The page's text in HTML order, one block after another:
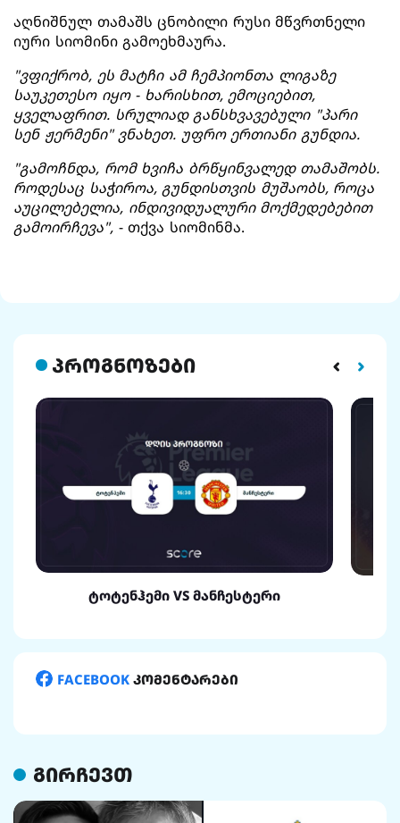
აღნიშნულ თამაშს ცნობილი რუსი მწვრთნელი
იური სიომინი გამოეხმაურა.
"ვფიქრობ, ეს მატჩი ამ ჩემპიონთა ლიგაზე
საუკეთესო იყო - ხარისხით, ემოციებით,
ყველაფრით. სრულიად განსხვავებული "პარი
სენ ჟერმენი" ვნახეთ. უფრო ერთიანი გუნდია.
"გამოჩნდა, რომ ხვიჩა ბრწყინვალედ თამაშობს.
როდესაც საჭიროა, გუნდისთვის მუშაობს, როცა
აუცილებელია, ინდივიდუალური მოქმედებებით
გამოირჩევა", - თქვა სიომინმა.
პროგნოზები
ტოტენჰემი VS მანჩესტერი
FACEBOOK კომენტარები
გირჩევთ